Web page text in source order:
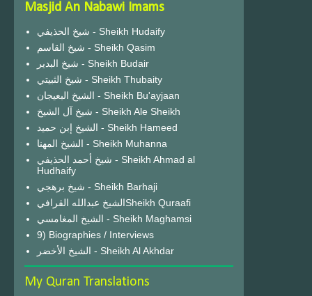
Masjid An Nabawi Imams
شيخ الحذيفي - Sheikh Hudaify
شيخ القاسم - Sheikh Qasim
شيخ البدير - Sheikh Budair
شيخ الثبيتي - Sheikh Thubaity
الشيخ البعيجان - Sheikh Bu'ayjaan
شيخ آل الشيخ - Sheikh Ale Sheikh
الشيخ إبن حميد - Sheikh Hameed
الشيخ المهنا - Sheikh Muhanna
شيخ أحمد الحذيفي - Sheikh Ahmad al
Hudhaify
شيخ برهجي - Sheikh Barhaji
الشيخ عبدالله القرافيSheikh Quraafi
الشيخ المغامسي - Sheikh Maghamsi
9) Biographies / Interviews
الشيخ الأخضر - Sheikh Al Akhdar
My Quran Translations